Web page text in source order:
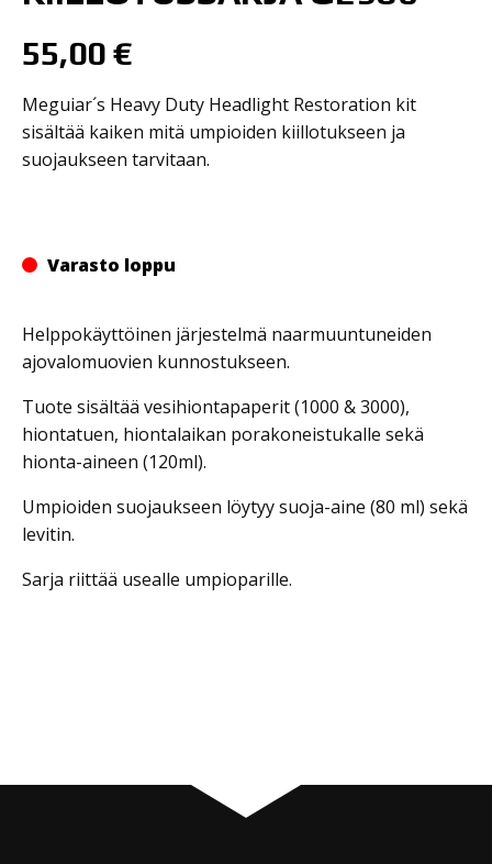
55,00 €
Meguiar´s Heavy Duty Headlight Restoration kit
sisältää kaiken mitä umpioiden kiillotukseen ja
suojaukseen tarvitaan.
Varasto loppu
Helppokäyttöinen järjestelmä naarmuuntuneiden
ajovalomuovien kunnostukseen.
Tuote sisältää vesihiontapaperit (1000 & 3000),
hiontatuen, hiontalaikan porakoneistukalle sekä
hionta-aineen (120ml).
Umpioiden suojaukseen löytyy suoja-aine (80 ml) sekä
levitin.
Sarja riittää usealle umpioparille.